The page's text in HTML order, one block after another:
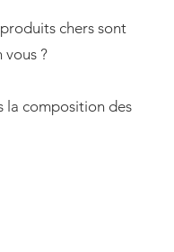
chers sont
vous ?
la composition des